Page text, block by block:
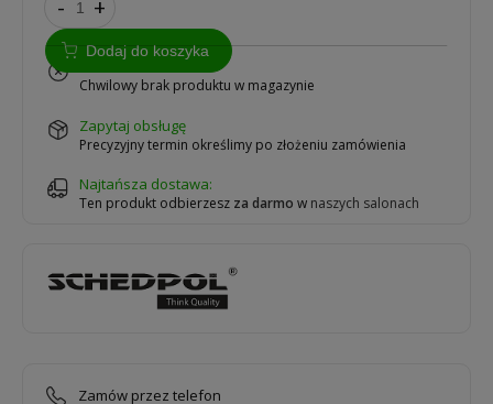
- +
Dodaj do koszyka
Chwilowy brak produktu w magazynie
zapytaj obsługę
Precyzyjny termin określimy po złożeniu zamówienia
Najtańsza dostawa:
Ten produkt odbierzesz za darmo w naszych salonach
Zamów przez telefon